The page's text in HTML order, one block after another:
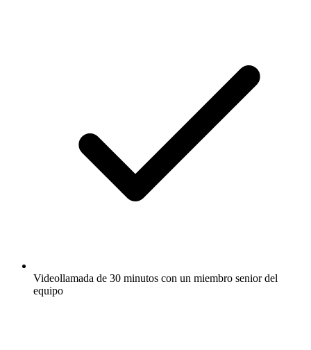
Videollamada de 30 minutos con un miembro senior del
equipo